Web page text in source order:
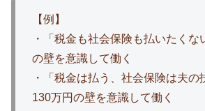
【例】
・「税金も社会保険も払いたく
の壁を意識して働く
・「税金は払う、社会保険は夫
130万円の壁を意識して働く